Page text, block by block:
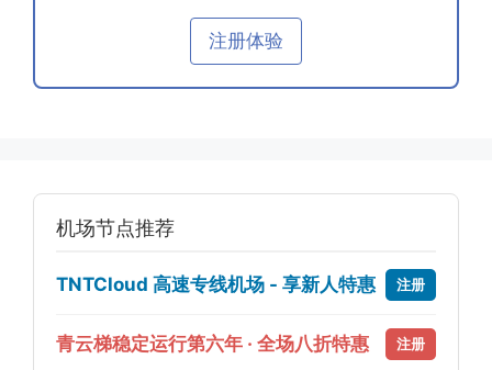
注册体验
机场节点推荐
TNTCloud 高速专线机场 - 享新人特惠 注册
青云梯稳定运行第六年 · 全场八折特惠 注册